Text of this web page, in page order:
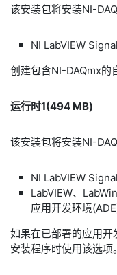
该安装包将安装NI-
NI LabVIEW
创建包含NI-DAQmx的
运行时1(494 MB)
该安装包将安装NI-
NI LabVIEW
LabVIEW、
应用开发环境
如果在已部署的应用开
安装程序时使用该选项。